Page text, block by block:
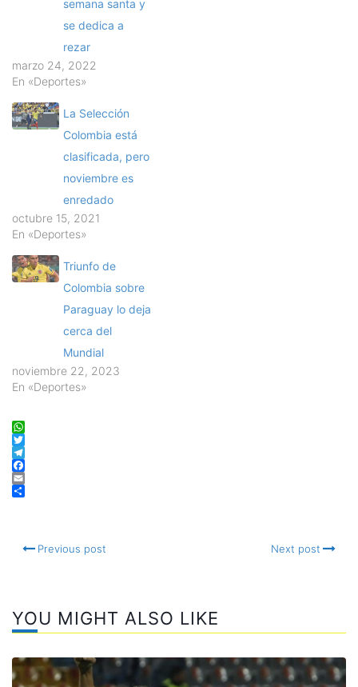
semana santa y
se dedica a
rezar
marzo 24, 2022
En «Deportes»
La Selección
Colombia está
clasificada, pero
noviembre es
enredado
octubre 15, 2021
En «Deportes»
Triunfo de
Colombia sobre
Paraguay lo deja
cerca del
Mundial
noviembre 22, 2023
En «Deportes»
WhatsApp
Twitter
Telegram
Facebook
Email
Previous post Next post
YOU MIGHT ALSO LIKE